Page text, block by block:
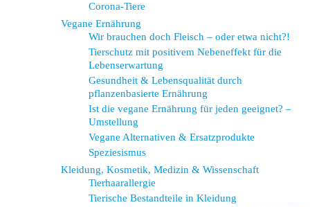
Corona-Tiere
Vegane Ernährung
Wir brauchen doch Fleisch – oder etwa nicht?!
Tierschutz mit positivem Nebeneffekt für die
Lebenserwartung
Gesundheit & Lebensqualität durch
pflanzenbasierte Ernährung
Ist die vegane Ernährung für jeden geeignet? –
Umstellung
Vegane Alternativen & Ersatzprodukte
Speziesismus
Kleidung, Kosmetik, Medizin & Wissenschaft
Tierhaarallergie
Tierische Bestandteile in Kleidung